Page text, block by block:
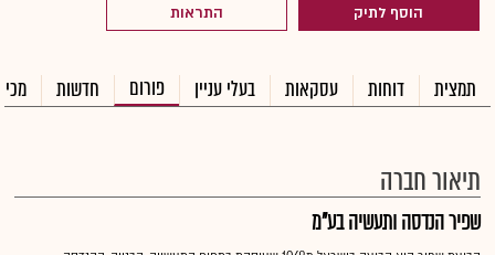
הוסף לתיק התראות
תמצית דוחות עסקאות בעלי עניין פורום חדשות
תיאור חברה
שפיר הנדסה ותעשיה בע"מ